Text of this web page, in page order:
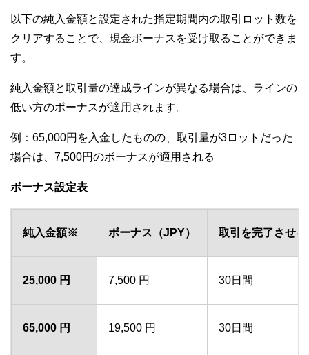
以下の純入金額と設定された指定期間内の取引ロット数を
クリアすることで、現金ボーナスを受け取ることができま
す。
純入金額と取引量の達成ラインが異なる場合は、ラインの
低い方のボーナスが適用されます。
例：65,000円を入金したものの、取引量が3ロットだった
場合は、7,500円のボーナスが適用される
ボーナス設定表
純入金額※ ボーナス（JPY） 取引を完了させ
25,000 円 7,500 円 30日間
65,000 円 19,500 円 30日間